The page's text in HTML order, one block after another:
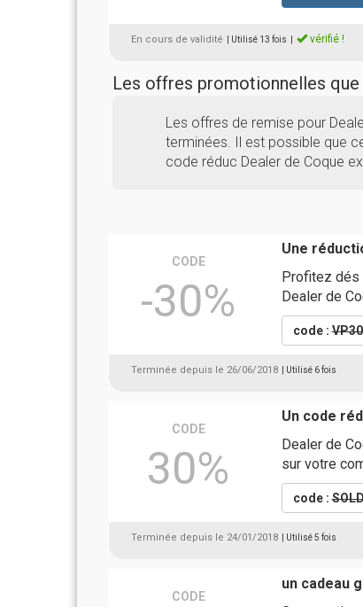
En cours de validité | Utilisé 13 fois vérifié !
Les offres promotionnelles que
Les offres de remise pour
terminées. Il est possible que
code réduc Dealer de Coque
CODE
-30%
Une
Profitez dés
Dealer de
code :VP30
Terminée depuis le 26/06/2018 | Utilisé 6 fois
CODE
30%
Un code
Dealer de
sur votre
code :
Terminée depuis le 24/01/2018 | Utilisé 5 fois
CODE
un cadeau